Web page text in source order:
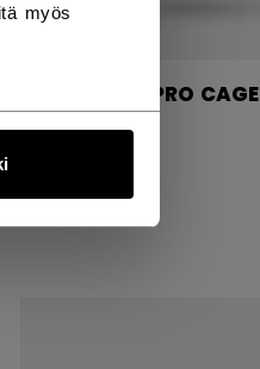
myös
CAGE FM PRO CAGE